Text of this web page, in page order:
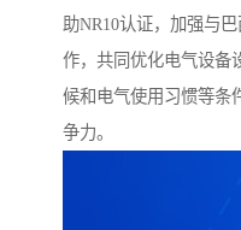
助NR10认证，加强与
作，共同优化电气设备
候和电气使用习惯等条
争力。